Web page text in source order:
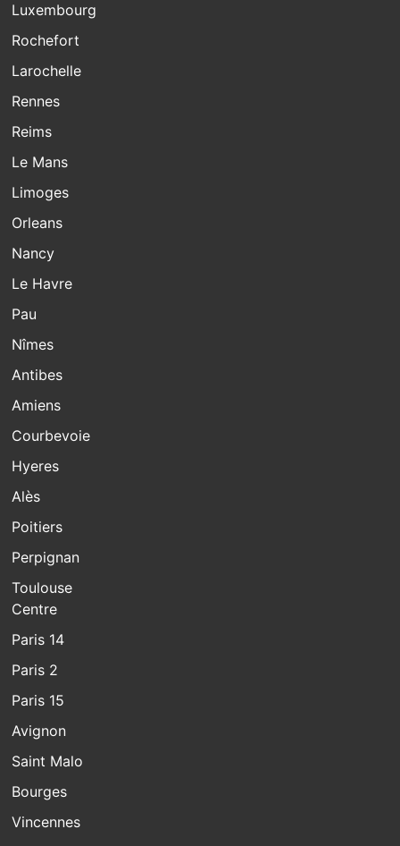
Luxembourg
Rochefort
Larochelle
Rennes
Reims
Le Mans
Limoges
Orleans
Nancy
Le Havre
Pau
Nîmes
Antibes
Amiens
Courbevoie
Hyeres
Alès
Poitiers
Perpignan
Toulouse
Centre
Paris 14
Paris 2
Paris 15
Avignon
Saint Malo
Bourges
Vincennes